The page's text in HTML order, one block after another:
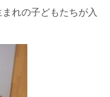
れの子どもたちが入